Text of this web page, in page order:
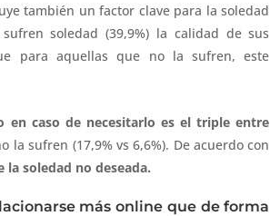
también un factor clave para la soledad
soledad (39,9%) la calidad de sus
para aquellas que no la sufren, este
en caso de necesitarlo es el triple entre
la sufren (17,9% vs 6,6%). De acuerdo con
soledad no deseada.
más online que de forma